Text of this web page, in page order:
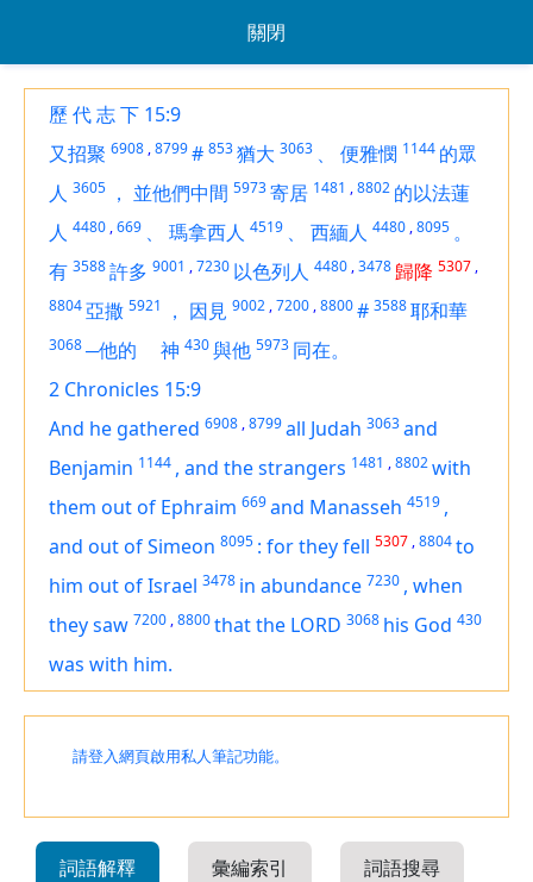
關閉
歷 代 志 下 15:9
又招聚 6908 ,8799# 853猶大 3063 、 便雅憫 1144 的眾
人 3605 ， 並他們中間 5973寄居 1481 ,8802 的以法蓮
人 4480 ,669 、 瑪拿西人 4519 、 西緬人 4480 ,8095 。
有 3588許多 9001 ,7230 以色列人 4480 ,3478 歸降 5307 ,
8804亞撒 5921 ， 因見 9002 ,7200 ,8800# 3588耶和華
3068─他的 神 430與他 5973 同在。
2 Chronicles 15:9
And he gathered 6908 ,8799all Judah 3063and
Benjamin 1144 , and the strangers 1481 ,8802with
them out of Ephraim 669and Manasseh 4519 ,
and out of Simeon 8095 : for they fell 5307 ,8804to
him out of Israel 3478 in abundance 7230 , when
they saw 7200 ,8800that the LORD 3068 his God 430
was with him.
請登入網頁啟用私人筆記功能。
詞語解釋 彙編索引 詞語搜尋